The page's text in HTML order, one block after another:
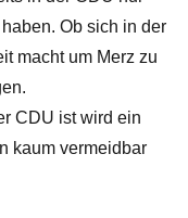
Ob sich in der
macht um Merz zu
CDU ist wird ein
kaum vermeidbar